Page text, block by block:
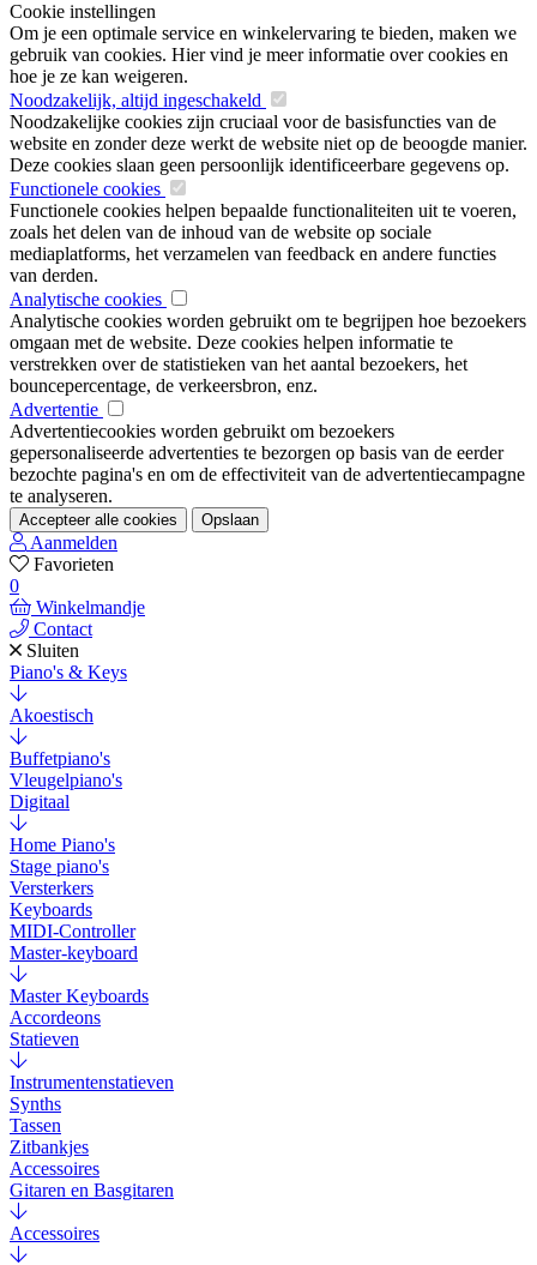
Cookie instellingen
Om je een optimale service en winkelervaring te bieden, maken we
gebruik van cookies. Hier vind je meer informatie over cookies en
hoe je ze kan weigeren.
Noodzakelijk, altijd ingeschakeld
Noodzakelijke cookies zijn cruciaal voor de basisfuncties van de
website en zonder deze werkt de website niet op de beoogde manier.
Deze cookies slaan geen persoonlijk identificeerbare gegevens op.
Functionele cookies
Functionele cookies helpen bepaalde functionaliteiten uit te voeren,
zoals het delen van de inhoud van de website op sociale
mediaplatforms, het verzamelen van feedback en andere functies
van derden.
Analytische cookies
Analytische cookies worden gebruikt om te begrijpen hoe bezoekers
omgaan met de website. Deze cookies helpen informatie te
verstrekken over de statistieken van het aantal bezoekers, het
bouncepercentage, de verkeersbron, enz.
Advertentie
Advertentiecookies worden gebruikt om bezoekers
gepersonaliseerde advertenties te bezorgen op basis van de eerder
bezochte pagina's en om de effectiviteit van de advertentiecampagne
te analyseren.
Accepteer alle cookies Opslaan
Aanmelden
Favorieten
0
Winkelmandje
Contact
Sluiten
Piano's & Keys
Akoestisch
Buffetpiano's
Vleugelpiano's
Digitaal
Home Piano's
Stage piano's
Versterkers
Keyboards
MIDI-Controller
Master-keyboard
Master Keyboards
Accordeons
Statieven
Instrumentenstatieven
Synths
Tassen
Zitbankjes
Accessoires
Gitaren en Basgitaren
Accessoires